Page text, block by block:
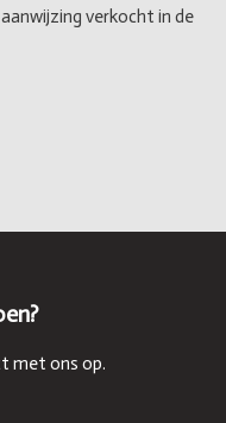
verkocht in de
met ons op.